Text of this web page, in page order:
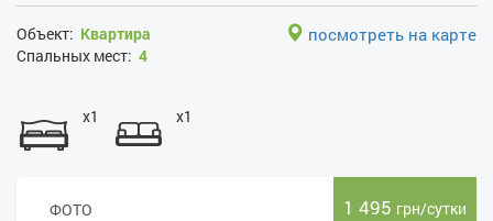
Объект: Квартира
Спальных мест: 4
посмотреть на карте
x1 x1
ФОТО 1 495 грн/сутки